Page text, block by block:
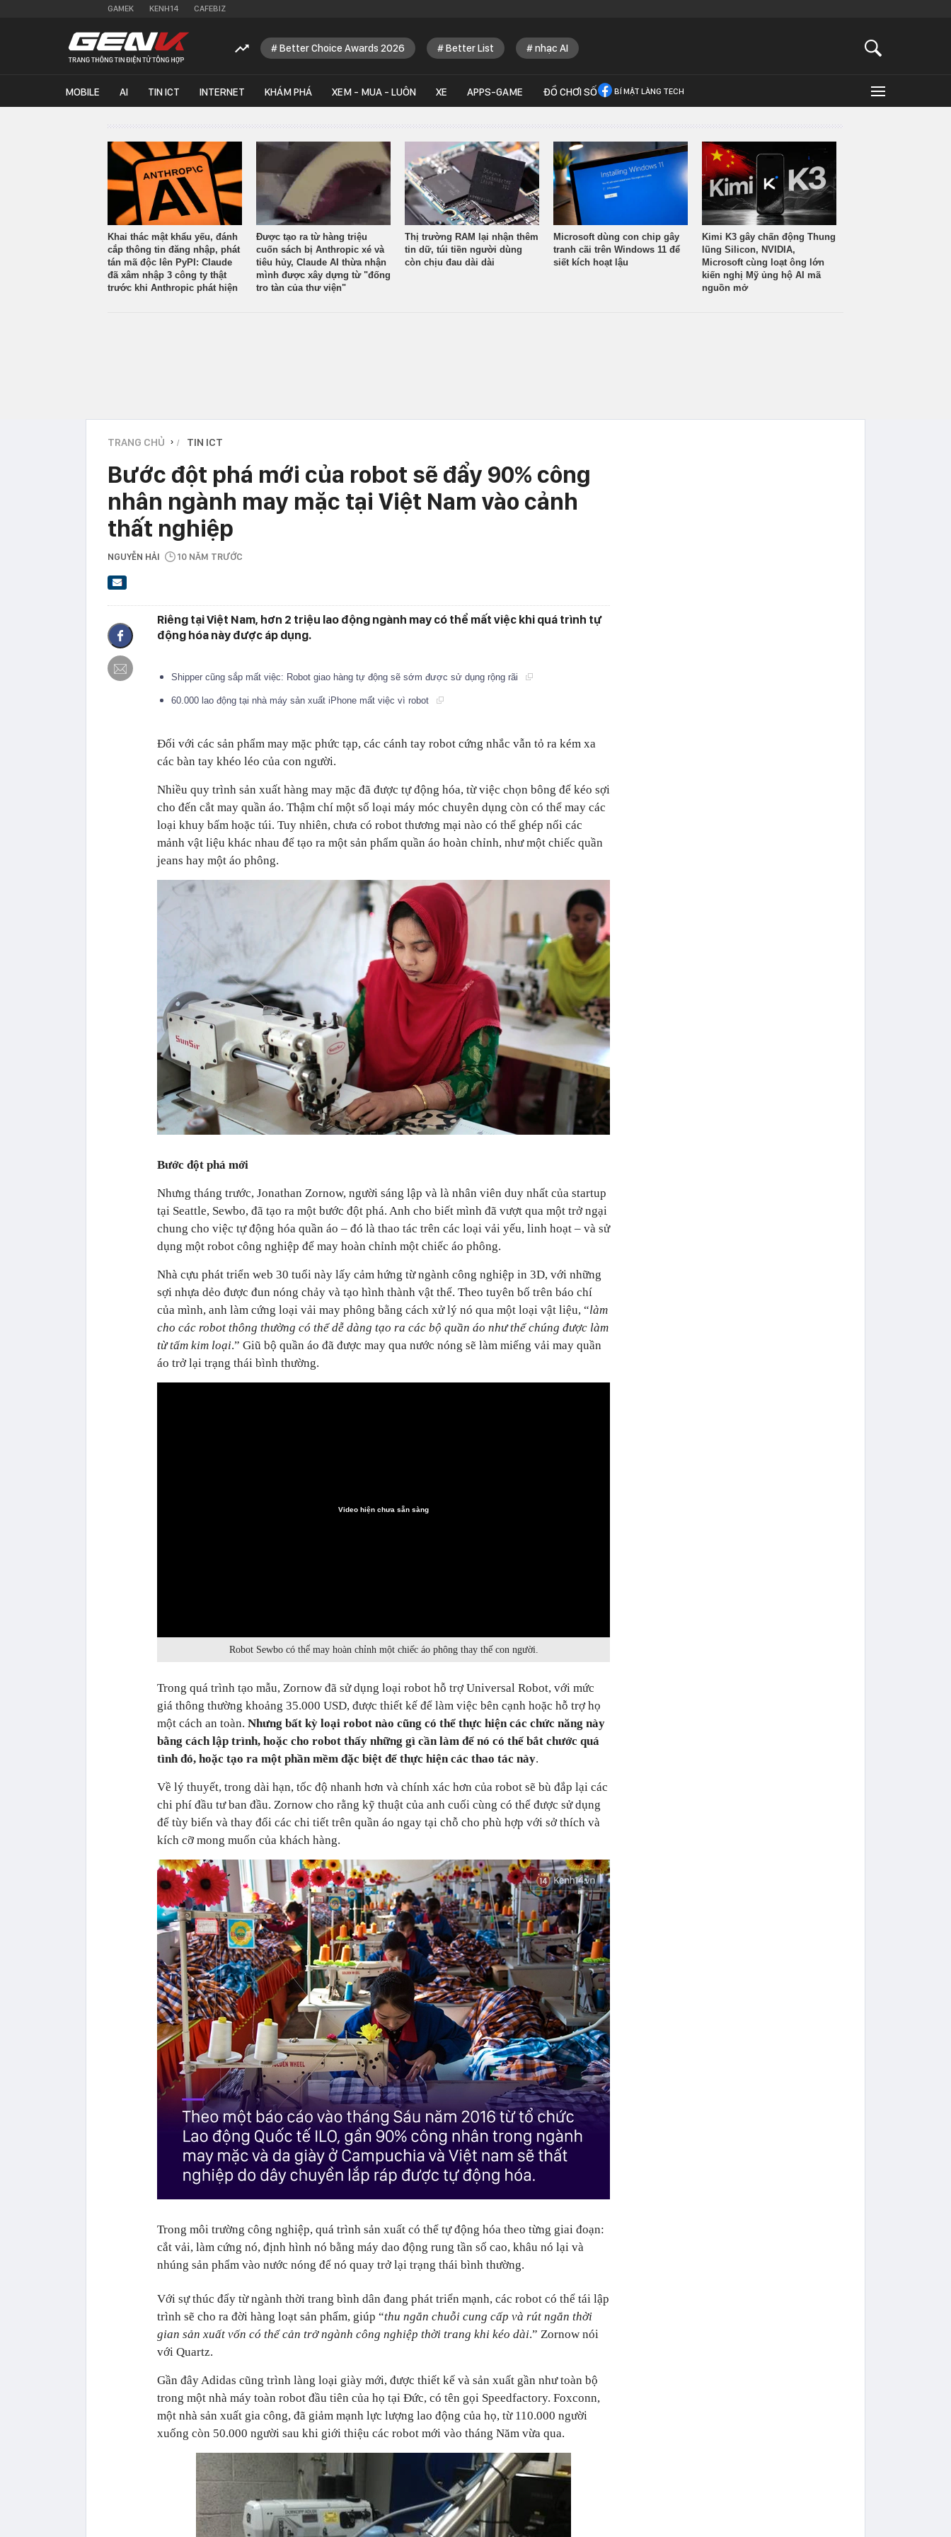
GAMEK KENH14 CAFEBIZ
Better Choice Awards 2026 Better List nhạc AI
MOBILE AI TIN ICT INTERNET KHÁM PHÁ XEM - MUA - LUÔN XE APPS-GAME ĐỒ CHƠI SỐ BÍ MẬT LÀNG TECH
Khai thác mật khẩu yếu, đánh
cắp thông tin đăng nhập, phát
tán mã độc lên PyPI: Claude
đã xâm nhập 3 công ty thật
trước khi Anthropic phát hiện
Được tạo ra từ hàng triệu
cuốn sách bị Anthropic xé và
tiêu hủy, Claude AI thừa nhận
mình được xây dựng từ "đống
tro tàn của thư viện"
Thị trường RAM lại nhận thêm
tin dữ, túi tiền người dùng
còn chịu đau dài dài
Microsoft dùng con chip gây
tranh cãi trên Windows 11 để
siết kích hoạt lậu
Kimi K3 gây chấn động Thung
lũng Silicon, NVIDIA,
Microsoft cùng loạt ông lớn
kiến nghị Mỹ ủng hộ AI mã
nguồn mở
TRANG CHỦ › TIN ICT
Bước đột phá mới của robot sẽ đẩy 90% công
nhân ngành may mặc tại Việt Nam vào cảnh
thất nghiệp
NGUYỄN HẢI 10 NĂM TRƯỚC
Riêng tại Việt Nam, hơn 2 triệu lao động ngành may có thể mất việc khi quá trình tự
động hóa này được áp dụng.
Shipper cũng sắp mất việc: Robot giao hàng tự động sẽ sớm được sử dụng rộng rãi
60.000 lao động tại nhà máy sản xuất iPhone mất việc vì robot
Đối với các sản phẩm may mặc phức tạp, các cánh tay robot cứng nhắc vẫn tỏ ra kém xa
các bàn tay khéo léo của con người.
Nhiều quy trình sản xuất hàng may mặc đã được tự động hóa, từ việc chọn bông để kéo sợi
cho đến cắt may quần áo. Thậm chí một số loại máy móc chuyên dụng còn có thể may các
loại khuy bấm hoặc túi. Tuy nhiên, chưa có robot thương mại nào có thể ghép nối các
mảnh vật liệu khác nhau để tạo ra một sản phẩm quần áo hoàn chỉnh, như một chiếc quần
jeans hay một áo phông.
Bước đột phá mới
Nhưng tháng trước, Jonathan Zornow, người sáng lập và là nhân viên duy nhất của startup
tại Seattle, Sewbo, đã tạo ra một bước đột phá. Anh cho biết mình đã vượt qua một trở ngại
chung cho việc tự động hóa quần áo – đó là thao tác trên các loại vải yếu, linh hoạt – và sử
dụng một robot công nghiệp để may hoàn chỉnh một chiếc áo phông.
Nhà cựu phát triển web 30 tuổi này lấy cảm hứng từ ngành công nghiệp in 3D, với những
sợi nhựa dẻo được đun nóng chảy và tạo hình thành vật thể. Theo tuyên bố trên báo chí
của mình, anh làm cứng loại vải may phông bằng cách xử lý nó qua một loại vật liệu, “làm
cho các robot thông thường có thể dễ dàng tạo ra các bộ quần áo như thể chúng được làm
từ tấm kim loại.” Giũ bộ quần áo đã được may qua nước nóng sẽ làm miếng vải may quần
áo trở lại trạng thái bình thường.
Video hiện chưa sẵn sàng
Robot Sewbo có thể may hoàn chỉnh một chiếc áo phông thay thế con người.
Trong quá trình tạo mẫu, Zornow đã sử dụng loại robot hỗ trợ Universal Robot, với mức
giá thông thường khoảng 35.000 USD, được thiết kế để làm việc bên cạnh hoặc hỗ trợ họ
một cách an toàn. Nhưng bất kỳ loại robot nào cũng có thể thực hiện các chức năng này
bằng cách lập trình, hoặc cho robot thấy những gì cần làm để nó có thể bắt chước quá
tình đó, hoặc tạo ra một phần mềm đặc biệt để thực hiện các thao tác này.
Về lý thuyết, trong dài hạn, tốc độ nhanh hơn và chính xác hơn của robot sẽ bù đắp lại các
chi phí đầu tư ban đầu. Zornow cho rằng kỹ thuật của anh cuối cùng có thể được sử dụng
để tùy biến và thay đổi các chi tiết trên quần áo ngay tại chỗ cho phù hợp với sở thích và
kích cỡ mong muốn của khách hàng.
Trong môi trường công nghiệp, quá trình sản xuất có thể tự động hóa theo từng giai đoạn:
cắt vải, làm cứng nó, định hình nó bằng máy dao động rung tần số cao, khâu nó lại và
nhúng sản phẩm vào nước nóng để nó quay trở lại trạng thái bình thường.
Với sự thúc đẩy từ ngành thời trang bình dân đang phát triển mạnh, các robot có thể tái lập
trình sẽ cho ra đời hàng loạt sản phẩm, giúp “thu ngắn chuỗi cung cấp và rút ngắn thời
gian sản xuất vốn có thể cản trở ngành công nghiệp thời trang khi kéo dài.” Zornow nói
với Quartz.
Gần đây Adidas cũng trình làng loại giày mới, được thiết kế và sản xuất gần như toàn bộ
trong một nhà máy toàn robot đầu tiên của họ tại Đức, có tên gọi Speedfactory. Foxconn,
một nhà sản xuất gia công, đã giảm mạnh lực lượng lao động của họ, từ 110.000 người
xuống còn 50.000 người sau khi giới thiệu các robot mới vào tháng Năm vừa qua.